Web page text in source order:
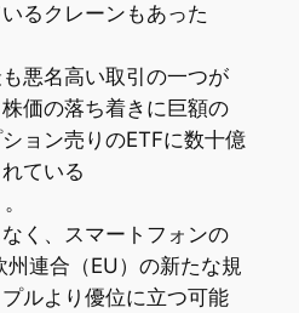
るクレーンもあった
悪名高い取引の一つが
価の落ち着きに巨額の
ョン売りのETFに数十億
ている
く、スマートフォンの
州連合（EU）の新たな規
ルより優位に立つ可能